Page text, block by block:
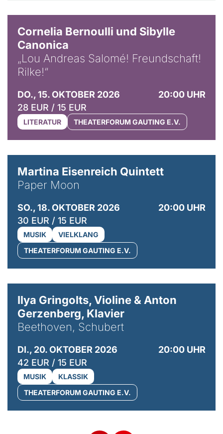
Cornelia Bernoulli und Sibylle
Canonica
„Lou Andreas Salomé! Freundschaft!
Rilke!“
DO., 15. OKTOBER 2026
20:00 UHR
28 EUR / 15 EUR
LITERATUR THEATERFORUM GAUTING E.V.
Martina Eisenreich Quintett
Paper Moon
SO., 18. OKTOBER 2026
20:00 UHR
30 EUR / 15 EUR
MUSIK
VIELKLANG
THEATERFORUM GAUTING E.V.
Ilya Gringolts, Violine & Anton
Gerzenberg, Klavier
Beethoven, Schubert
DI., 20. OKTOBER 2026
20:00 UHR
42 EUR / 15 EUR
MUSIK
KLASSIK
THEATERFORUM GAUTING E.V.